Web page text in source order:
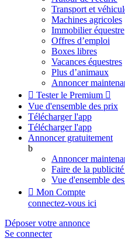
Transport et
Machines agricoles
Immobilier équestre
Offres d’emploi
Boxes libres
Vacances équestres
Plus d’animaux
Annoncer
 Tester le Premium 
Vue d'ensemble des prix
Télécharger l'app
Télécharger l'app
Annoncer gratuitement
b
Annoncer
Faire de la
Vue d'ensemble
 Mon Compte
connectez-vous ici
Déposer votre annonce
Se connecter